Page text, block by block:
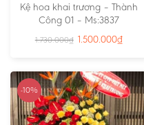
Kệ hoa khai trương – Thành
Công 01 – Ms:3837
1.730.000₫ 1.500.000₫
-10%